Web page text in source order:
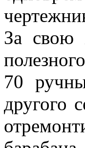
За свою
70
другого